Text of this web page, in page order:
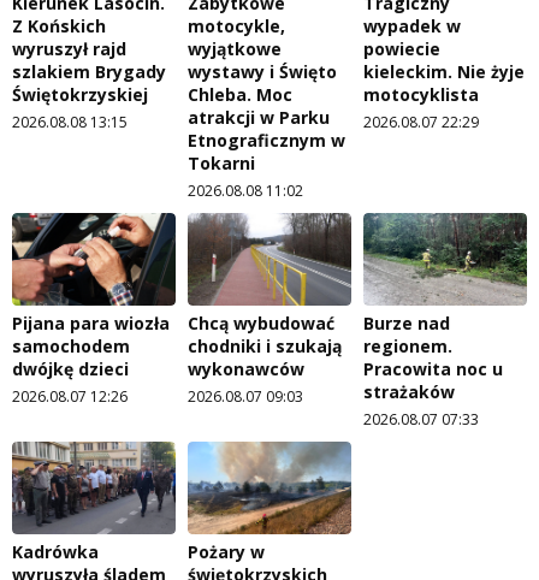
Z Końskich
wyruszył rajd
szlakiem Brygady
Świętokrzyskiej
2026.08.08 13:15
motocykle,
wyjątkowe
wystawy i Święto
Chleba. Moc
atrakcji w Parku
Etnograficznym w
Tokarni
2026.08.08 11:02
wypadek w
powiecie
kieleckim. Nie żyje
motocyklista
2026.08.07 22:29
Pijana para wiozła
samochodem
dwójkę dzieci
2026.08.07 12:26
Chcą wybudować
chodniki i szukają
wykonawców
2026.08.07 09:03
Burze nad
regionem.
Pracowita noc u
strażaków
2026.08.07 07:33
Kadrówka
wyruszyła śladem
Pożary w
świętokrzyskich